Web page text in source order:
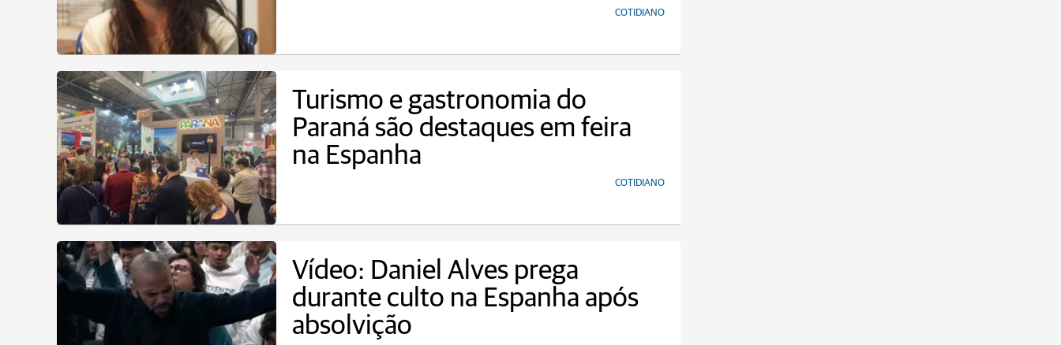
COTIDIANO
Turismo e gastronomia do
Paraná são destaques em feira
na Espanha
COTIDIANO
Vídeo: Daniel Alves prega
durante culto na Espanha após
absolvição